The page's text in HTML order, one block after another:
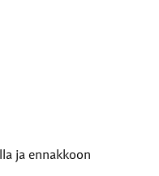
ja ennakkoon